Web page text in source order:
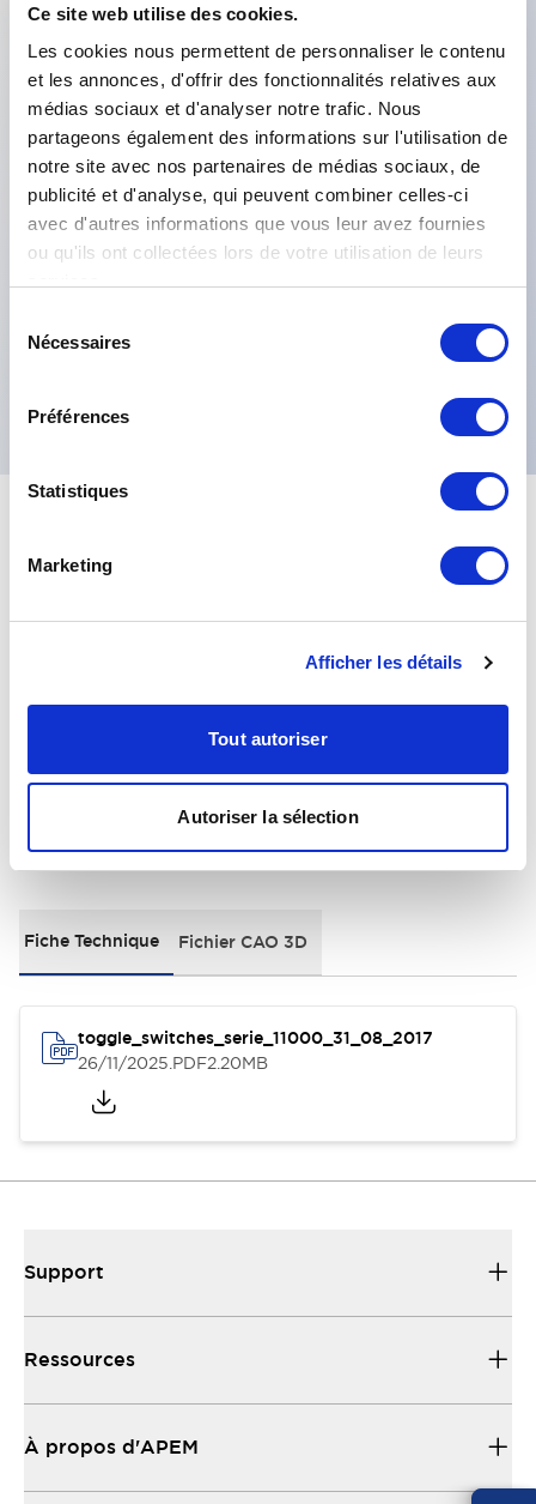
Ce site web utilise des cookies.
Les cookies nous permettent de personnaliser le contenu
et les annonces, d'offrir des fonctionnalités relatives aux
médias sociaux et d'analyser notre trafic. Nous
partageons également des informations sur l'utilisation de
notre site avec nos partenaires de médias sociaux, de
publicité et d'analyse, qui peuvent combiner celles-ci
avec d'autres informations que vous leur avez fournies
ou qu'ils ont collectées lors de votre utilisation de leurs
Nécessaires
Préférences
Statistiques
Marketing
Afficher les détails
Tout autoriser
Autoriser la sélection
Approbations:CECC,Nombre de
pôles:Unipolaire,Matériaux de contact:Rivet en or
massif,Finition:Plaqué
nickel,Leviers:Cylindrique,Etanchéité:Étanchéité du
panneau avant par joint torique et rondelle
alliage argent/nickel plaqué or.,Fonctions
Environmental Specifications
Documents et fichiers
Fiche Technique Fichier CAO 3D
toggle_switches_serie_11000_31_08_2017
26/11/2025.PDF2.20MB
Support
Ressources
À propos d'APEM